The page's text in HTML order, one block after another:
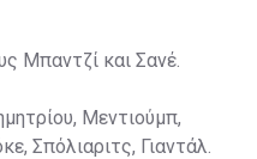
Μπαντζί και Σανέ.
Μεντιούμπ,
Σπόλιαριτς, Γιαντάλ.